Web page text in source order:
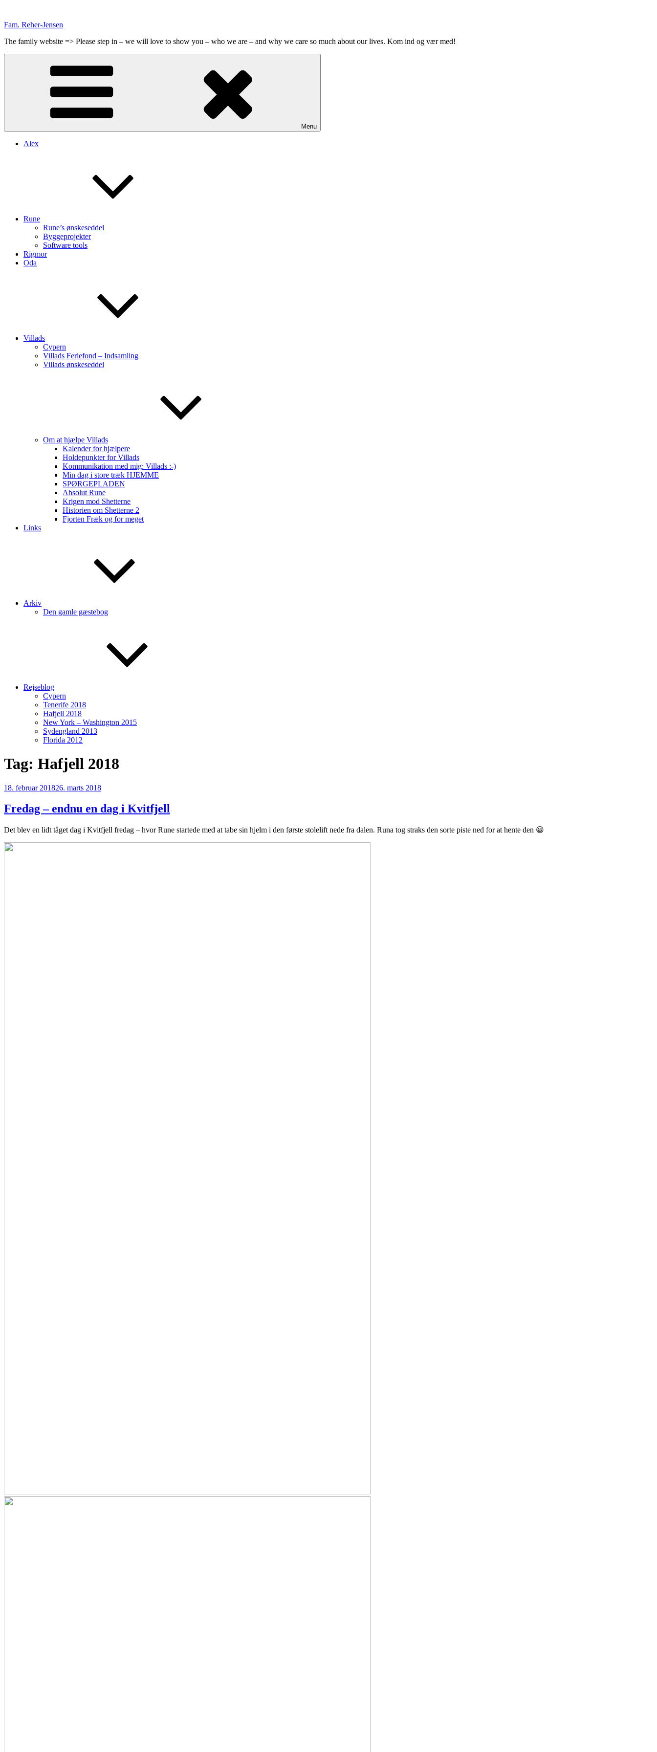
indhold
Fam. Reher-Jensen
The family website => Please step in – we will love to show you – who we are – and why we care so much about our lives. Kom ind og vær med!
Menu
Alex
Rune
Rune’s ønskeseddel
Byggeprojekter
Software tools
Rigmor
Oda
Villads
Cypern
Villads Feriefond – Indsamling
Villads ønskeseddel
Om at hjælpe Villads
Kalender for hjælpere
Holdepunkter for Villads
Kommunikation med mig: Villads :-)
Min dag i store træk HJEMME
SPØRGEPLADEN
Absolut Rune
Krigen mod Shetterne
Historien om Shetterne 2
Fjorten Fræk og for meget
Links
Arkiv
Den gamle gæstebog
Rejseblog
Cypern
Tenerife 2018
Hafjell 2018
New York – Washington 2015
Sydengland 2013
Florida 2012
Tag: Hafjell 2018
Udgivet
18. februar 201826. marts 2018
Fredag – endnu en dag i Kvitfjell
Det blev en lidt tåget dag i Kvitfjell fredag – hvor Rune startede med at tabe sin hjelm i den første stolelift nede fra dalen. Runa tog straks den sorte piste ned for at hente den 😀